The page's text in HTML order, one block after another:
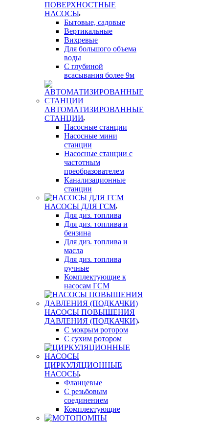
ПОВЕРХНОСТНЫЕ
НАСОСЫ
Бытовые, садовые
Вертикальные
Вихревые
Для большого объема
воды
С глубиной
всасывания более 9м
АВТОМАТИЗИРОВАННЫЕ
СТАНЦИИ
Насосные станции
Насосные мини
станции
Насосные станции с
частотным
преобразователем
Канализационные
станции
НАСОСЫ ДЛЯ ГСМ
Для диз. топлива
Для диз. топлива и
бензина
Для диз. топлива и
масла
Для диз. топлива
ручные
Комплектующие к
насосам ГСМ
НАСОСЫ ПОВЫШЕНИЯ
ДАВЛЕНИЯ (ПОДКАЧКИ)
С мокрым ротором
С сухим ротором
ЦИРКУЛЯЦИОННЫЕ
НАСОСЫ
Фланцевые
С резьбовым
соединением
Комплектующие